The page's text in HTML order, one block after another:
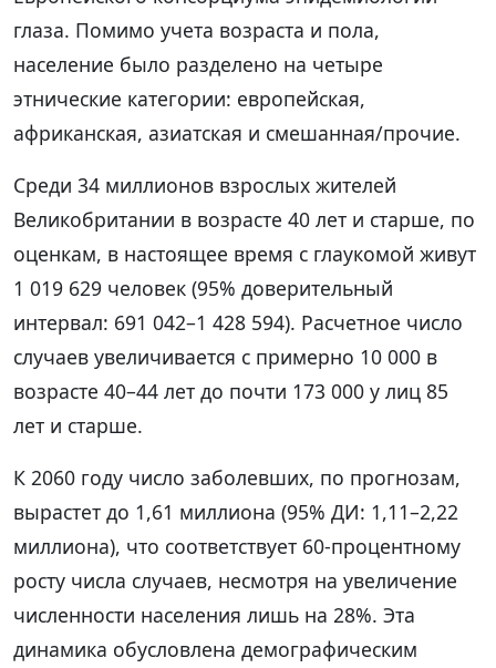
глаза. Помимо учета возраста и пола,
население было разделено на четыре
этнические категории: европейская,
африканская, азиатская и смешанная/прочие.
Среди 34 миллионов взрослых жителей
Великобритании в возрасте 40 лет и старше, по
оценкам, в настоящее время с глаукомой живут
1 019 629 человек (95% доверительный
интервал: 691 042–1 428 594). Расчетное число
случаев увеличивается с примерно 10 000 в
возрасте 40–44 лет до почти 173 000 у лиц 85
лет и старше.
К 2060 году число заболевших, по прогнозам,
вырастет до 1,61 миллиона (95% ДИ: 1,11–2,22
миллиона), что соответствует 60-процентному
росту числа случаев, несмотря на увеличение
численности населения лишь на 28%. Эта
динамика обусловлена демографическим